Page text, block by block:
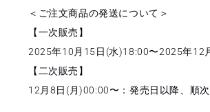
＜ご注文商品の発送について＞
【一次販売】
2025年10月15日(水)18:00〜2025年12
【二次販売】
12月8日(月)00:00〜：発売日以降、順